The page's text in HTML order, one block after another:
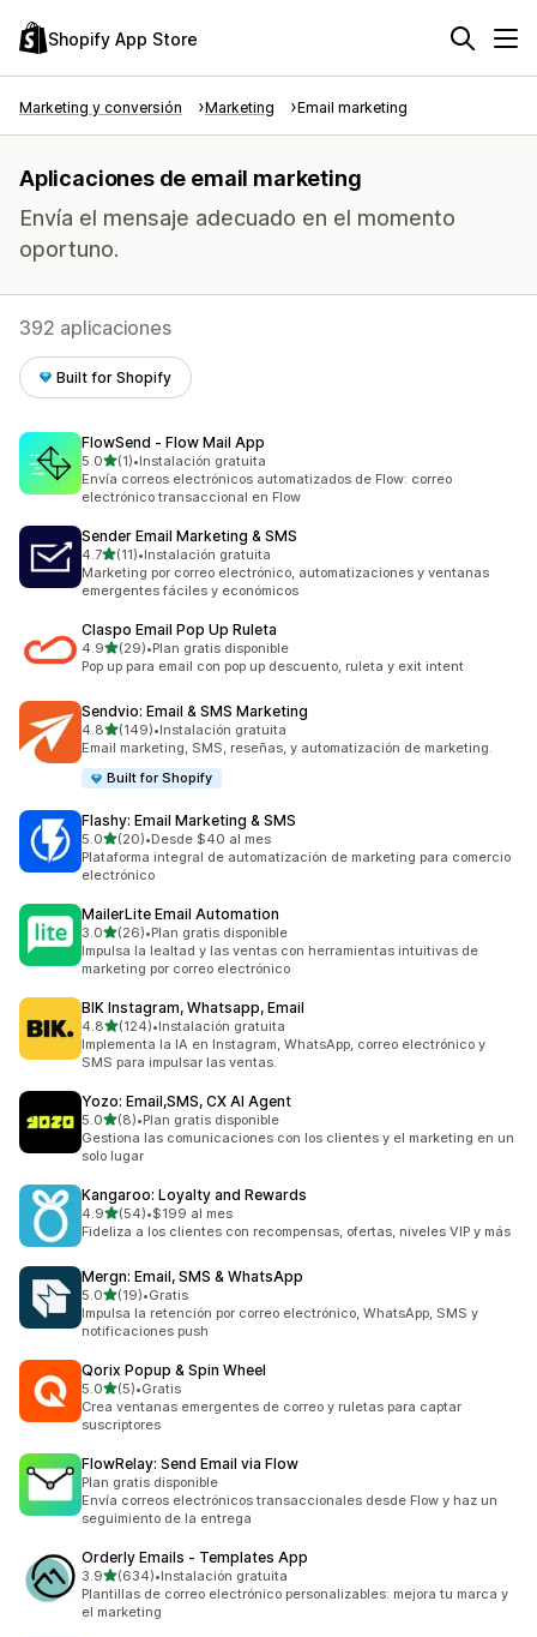
Shopify App Store
Marketing y conversión Marketing Email marketing
Aplicaciones de email marketing
Envía el mensaje adecuado en el momento
oportuno.
392 aplicaciones
Built for Shopify
FlowSend ‑ Flow Mail App
5.0de 5 estrellas
(1)
1 reseñas en total
•Instalación gratuita
Envía correos electrónicos automatizados de Flow: correo
electrónico transaccional en Flow
Sender Email Marketing & SMS
4.7de 5 estrellas
(11)
11 reseñas en total
•Instalación gratuita
Marketing por correo electrónico, automatizaciones y ventanas
emergentes fáciles y económicos
Claspo Email Pop Up Ruleta
4.9de 5 estrellas
(29)
29 reseñas en total
•Plan gratis disponible
Pop up para email con pop up descuento, ruleta y exit intent
Sendvio: Email & SMS Marketing
4.8de 5 estrellas
(149)
149 reseñas en total
•Instalación gratuita
Email marketing, SMS, reseñas, y automatización de marketing.
Built for Shopify
Flashy: Email Marketing & SMS
5.0de 5 estrellas
(20)
20 reseñas en total
•Desde $40 al mes
Plataforma integral de automatización de marketing para comercio
electrónico
MailerLite Email Automation
3.0de 5 estrellas
(26)
26 reseñas en total
•Plan gratis disponible
Impulsa la lealtad y las ventas con herramientas intuitivas de
marketing por correo electrónico
BIK Instagram, Whatsapp, Email
4.8de 5 estrellas
(124)
124 reseñas en total
•Instalación gratuita
Implementa la IA en Instagram, WhatsApp, correo electrónico y
SMS para impulsar las ventas.
Yozo: Email,SMS, CX AI Agent
5.0de 5 estrellas
(8)
8 reseñas en total
•Plan gratis disponible
Gestiona las comunicaciones con los clientes y el marketing en un
solo lugar
Kangaroo: Loyalty and Rewards
4.9de 5 estrellas
(54)
54 reseñas en total
•$199 al mes
Fideliza a los clientes con recompensas, ofertas, niveles VIP y más
Mergn: Email, SMS & WhatsApp
5.0de 5 estrellas
(19)
19 reseñas en total
•Gratis
Impulsa la retención por correo electrónico, WhatsApp, SMS y
notificaciones push
Qorix Popup & Spin Wheel
5.0de 5 estrellas
(5)
5 reseñas en total
•Gratis
Crea ventanas emergentes de correo y ruletas para captar
suscriptores
FlowRelay: Send Email via Flow
Plan gratis disponible
Envía correos electrónicos transaccionales desde Flow y haz un
seguimiento de la entrega
Orderly Emails ‑ Templates App
3.9de 5 estrellas
(634)
634 reseñas en total
•Instalación gratuita
Plantillas de correo electrónico personalizables: mejora tu marca y
el marketing